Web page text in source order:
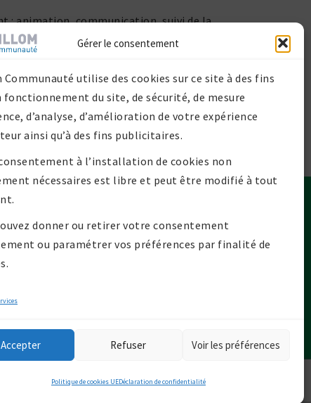
Gérer le consentement
utilise des cookies sur ce site à des fins
fonctionnement du site, de sécurité, de mesure
d’analyse, d’amélioration de votre expérience
ainsi qu’à des fins publicitaires.
à l’installation de cookies non
nécessaires est libre et peut être modifié à tout
donner ou retirer votre consentement
ou paramétrer vos préférences par finalité de
Accepter Refuser Voir les préférences
Politique de cookies UEDéclaration de confidentialité
: anima­tion, commu­ni­ca­tion, suivi de la
terri­to­rial des 5 Rivières au travers
de site
légales
de confidentialité
Billom Communauté